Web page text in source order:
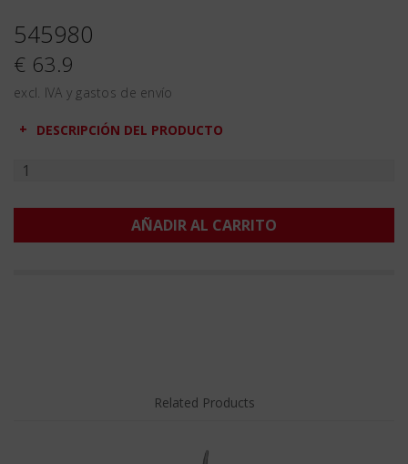
545980
€ 63.9
excl. IVA y gastos de envío
DESCRIPCIÓN DEL PRODUCTO
AÑADIR AL CARRITO
Related Products